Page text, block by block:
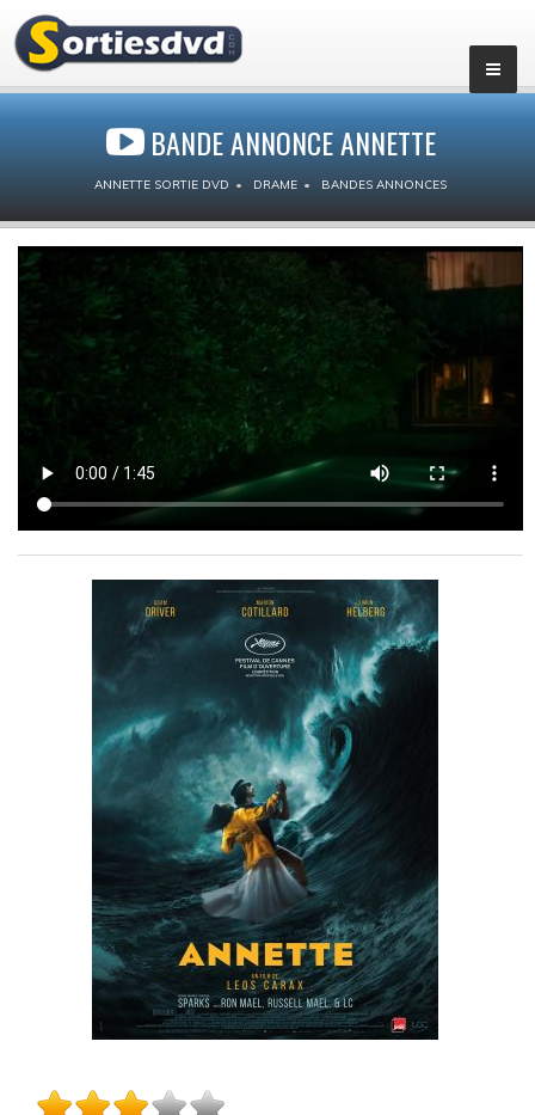
BANDE ANNONCE ANNETTE
ANNETTE SORTIE DVD DRAME BANDES ANNONCES